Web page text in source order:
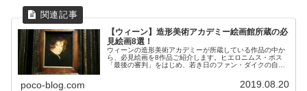
【ウィーン】造形美術アカデミー絵画館所蔵の必
見絵画8選！
ウィーンの造形美術アカデミーが所蔵している作品の中か
ら、必見絵画を8作品ご紹介します。ヒエロニムス・ボス
「最後の審判」をはじめ、若き日のファン・ダイクの自画
poco-blog.com 2019.08.20